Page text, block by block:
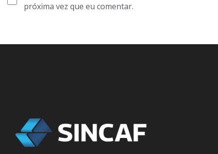
próxima vez que eu comentar.